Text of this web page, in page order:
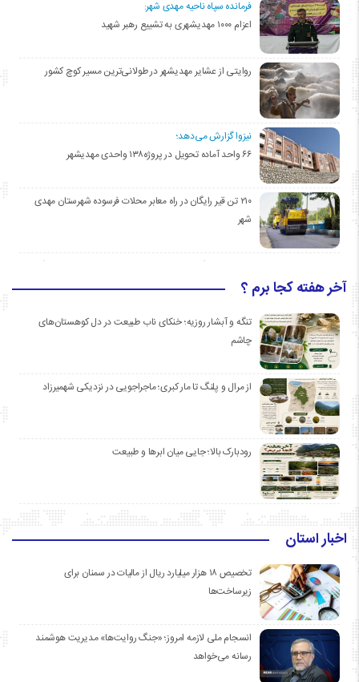
فرمانده سپاه ناحیه مهدی شهر:
اعزام ۱۰۰۰ مهدیشهری به تشییع رهبر شهید
روایتی از عشایر مهدیشهر در طولانی‌ترین مسیر کوچ کشور
نیزوا گزارش می‌دهد؛
۶۶ واحد آماده تحویل در پروژه۱۳۸ واحدی مهدیشهر
۲۱۰ تن قیر رایگان در راه معابر محلات فرسوده شهرستان مهدی
شهر
آخر هفته کجا برم ؟
تنگه و آبشار روزیه؛ خنکای ناب طبیعت در دل کوهستان‌های
چاشم
از مرال و پلنگ تا مار کبری؛ ماجراجویی در نزدیکی شهمیرزاد
رودبارک بالا؛ جایی میان ابرها و طبیعت
اخبار استان
تخصیص ۱۸ هزار میلیارد ریال از مالیات در سمنان برای
زیرساخت‌ها
انسجام ملی لازمه امروز؛ «جنگ روایت‌ها» مدیریت هوشمند
رسانه می‌خواهد